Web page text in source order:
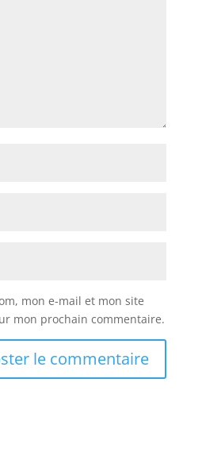
mon e-mail et mon site
mon prochain commentaire.